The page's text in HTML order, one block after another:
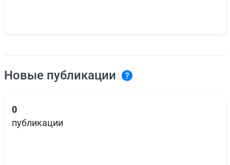
Новые публикации
0
публикации